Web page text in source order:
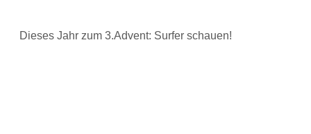
Dieses Jahr zum 3.Advent: Surfer schauen!